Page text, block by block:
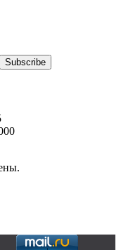
Subscribe